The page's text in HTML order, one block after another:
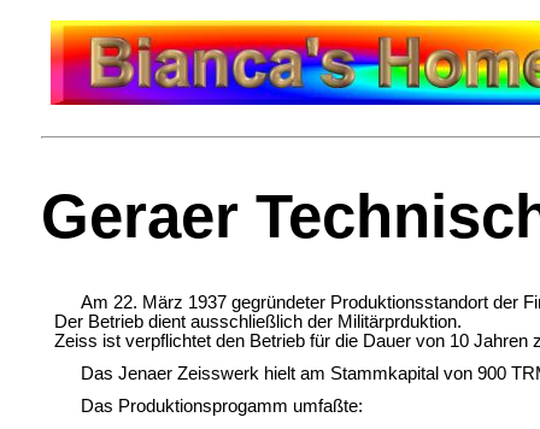
Geraer
Am 22. März 1937 gegründeter Produktionsstandort der
Der Betrieb dient ausschließlich der Militärprduktion.
Zeiss ist verpflichtet den Betrieb für die Dauer von 10
Das Jenaer Zeisswerk hielt am Stammkapital von 900
Das Produktionsprogamm umfaßte: